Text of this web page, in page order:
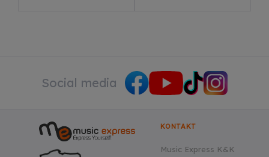
Social media
KONTAKT
Music Express K&K